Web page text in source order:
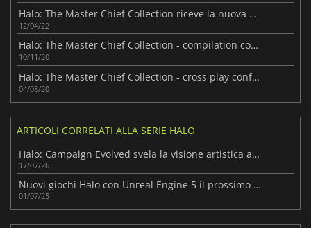
Halo: The Master Chief Collection riceve la nuova modalità Flood Firefight
12/04/22
Halo: The Master Chief Collection - compilation completa la prossima settimana su PC!
10/11/20
Halo: The Master Chief Collection - cross play confermato!
04/08/20
ARTICOLI CORRELATI ALLA SERIE HALO
Halo: Campaign Evolved svela la visione artistica alla base del remake
17/07/26
Nuovi giochi Halo con Unreal Engine 5 il prossimo autunno
01/07/25